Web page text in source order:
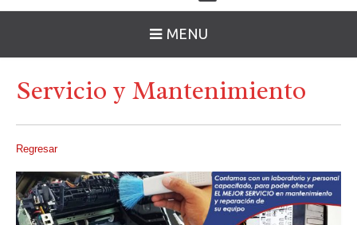
MENU
Servicio y Mantenimiento
Regresar